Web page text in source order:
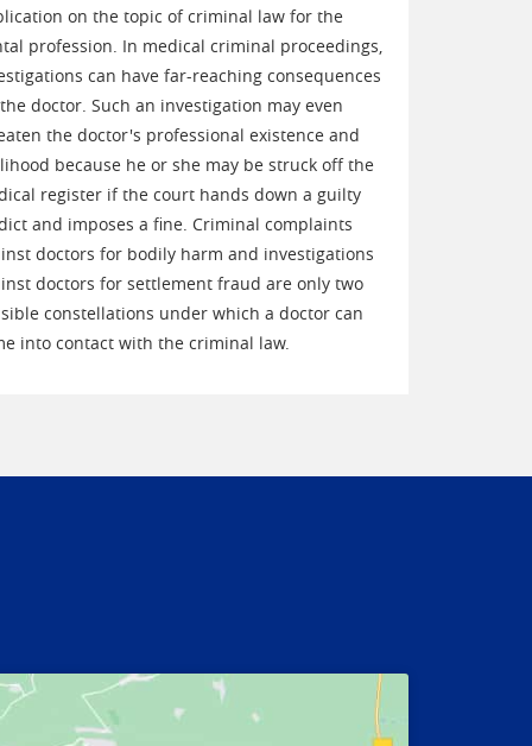
on the topic of criminal law for the
profession. In medical criminal proceedings,
can have far-reaching consequences
doctor. Such an investigation may even
the doctor's professional existence and
because he or she may be struck off the
register if the court hands down a guilty
and imposes a fine. Criminal complaints
doctors for bodily harm and investigations
doctors for settlement fraud are only two
constellations under which a doctor can
into contact with the criminal law.